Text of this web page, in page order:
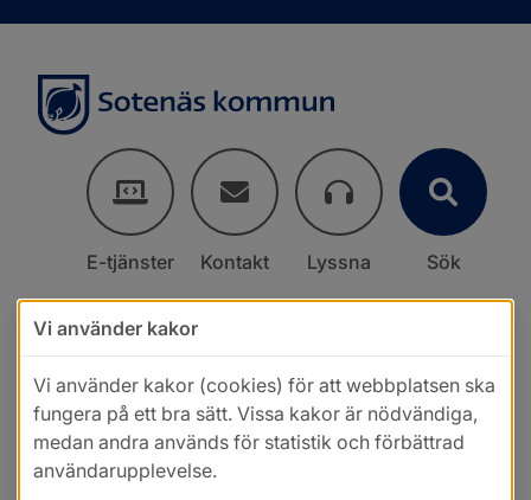
E-tjänster Kontakt Lyssna Sök
Vi använder kakor
Vi använder kakor (cookies) för att webbplatsen ska
fungera på ett bra sätt. Vissa kakor är nödvändiga,
medan andra används för statistik och förbättrad
användarupplevelse.